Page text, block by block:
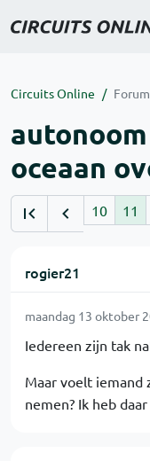
Circuits Online Forum
oceaan
10 11
rogier21
maandag 13 oktober
Iedereen zijn tak
Maar voelt iemand
nemen? Ik heb